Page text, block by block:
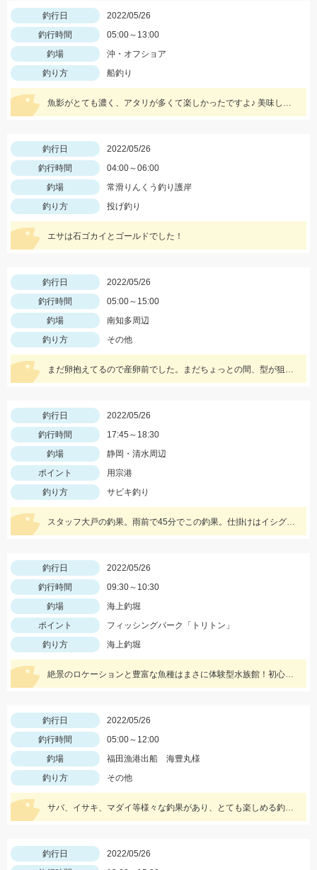
釣行日
2022/05/26
釣行時間
05:00～13:00
釣場
沖・オフショア
釣り方
船釣り
魚影がとても濃く、アタリが多くて楽しかったですよ♪ 美味しい魚ばかり釣れました♪
釣行日
2022/05/26
釣行時間
04:00～06:00
釣場
常滑りんくう釣り護岸
釣り方
投げ釣り
エサは石ゴカイとゴールドでした！
釣行日
2022/05/26
釣行時間
05:00～15:00
釣場
南知多周辺
釣り方
その他
まだ卵抱えてるので産卵前でした。まだちょっとの間、型が狙えそうです。
釣行日
2022/05/26
釣行時間
17:45～18:30
釣場
静岡・清水周辺
ポイント
用宗港
釣り方
サビキ釣り
スタッフ大戸の釣果。雨前で45分でこの釣果。仕掛けはイシグロのNEO 豆アジマッチ２号にて。
釣行日
2022/05/26
釣行時間
09:30～10:30
釣場
海上釣堀
ポイント
フィッシングパーク「トリトン」
釣り方
海上釣堀
絶景のロケーションと豊富な魚種はまさに体験型水族館！初心者でも手軽に釣れますよ！
釣行日
2022/05/26
釣行時間
05:00～12:00
釣場
福田漁港出船 海豊丸様
釣り方
その他
サバ、イサキ、マダイ等様々な釣果があり、とても楽しめる釣りです！
釣行日
2022/05/26